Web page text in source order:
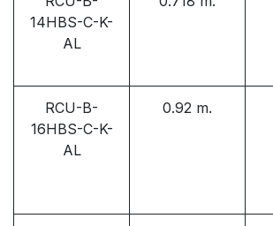
14HBS-C-K-
AL
RCU-B-
16HBS-C-K-
AL
0.92 m.